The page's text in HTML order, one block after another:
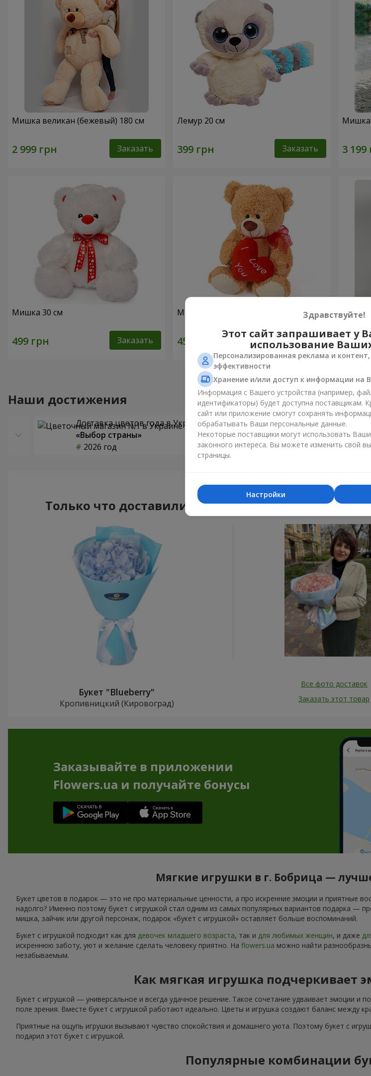
Мишка великан (бежевый) 180 см
Заказать
Лемур 20 см
Заказать
Мишка
Мишка 30 см
Заказать
Милый мишка (с сердцем) 30 см
Заказать
Мишка
Наши достижения
Доставка цветов года в Украине
«Выбор страны»
2026 год
Лучший цветочный магазин
«Ukrainian Business Award»
2026 год
Только что доставили
Букет "Blueberry"
Кропивницкий (Кировоград)
Все фото доставок
Заказать этот товар
Заказывайте в приложении
Flowers.ua и получайте бонусы
Мягкие игрушки в г. Бобрица —
Букет цветов в подарок — это не про материальные ценности, а про искренние эмоции и приятные
надолго? Именно поэтому букет с игрушкой стал одним из самых популярных вариантов подарка —
мишка, зайчик или другой персонаж, подарок «букет с игрушкой» оставляет больше воспоминаний.
Букет с игрушкой подходит как для девочек младшего возраста, так и для любимых женщин, и даже
искреннюю заботу, уют и желание сделать человеку приятно. На flowers.ua можно найти
незабываемым.
Как мягкая игрушка подчеркивает
Букет с игрушкой — универсальное и всегда удачное решение. Такое сочетание удваивает эмоции
поле зрения. Вместе букет с игрушкой работают идеально. Цветы и игрушка создают баланс между
Приятные на ощупь игрушки вызывают чувство спокойствия и домашнего уюта. Поэтому букет с
подарил этот букет с игрушкой.
Популярные комбинации
Здравствуйте!
Этот сайт запрашивает у
использование
Персонализированная реклама и
эффективности
Хранение и/или доступ к информации на
Информация с Вашего устройства (например,
идентификаторы) будет доступна поставщикам.
сайт или приложение смогут сохранять
обрабатывать Ваши персональные данные.
Некоторые поставщики могут использовать
законного интереса. Вы можете изменить свой
страницы.
Настройки